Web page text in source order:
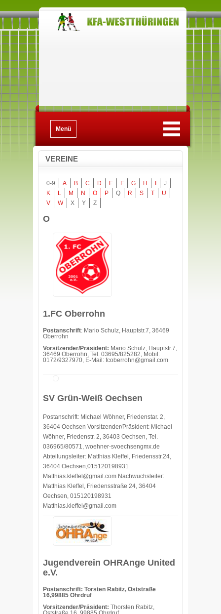
Menü
VEREINE
0-9 A B C D E F G H
J
K
L M N O P Q R S T
U
V
W X Y Z
O
1.FC Oberrohn
Postanschrift: Mario Schulz, Hauptstr.7, 36469
Oberrohn
Vorsitzender/Präsident: Mario Schulz, Hauptstr.7,
36469 Oberrohn, Tel. 03695/825282, Mobil:
0172/9327970, E-Mail: fcoberrohn@gmail.com
SV Grün-Weiß Oechsen
Postanschrift: Michael Wöhner, Friedenstar. 2,
36404 Oechsen Vorsitzender/Präsident: Michael
Wöhner, Friedenstr. 2, 36403 Oechsen, Tel.
036965/80571, woehner-svoechsengmx.de
Abteilungsleiter: Matthias Kleffel, Friedensstr.24,
36404 Oechsen,015120198931
Matthias.kleffel@gmail.com Nachwuchsleiter:
Matthias Kleffel, Friedensstraße 24, 36404
Oechsen, 015120198931
Matthias.kleffel@gmail.com
Jugendverein OHRAnge United
e.V.
Postanschrift: Torsten Rabitz, Oststraße
16,99885 Ohrdruf
Vorsitzender/Präsident: Thorsten Rabitz,